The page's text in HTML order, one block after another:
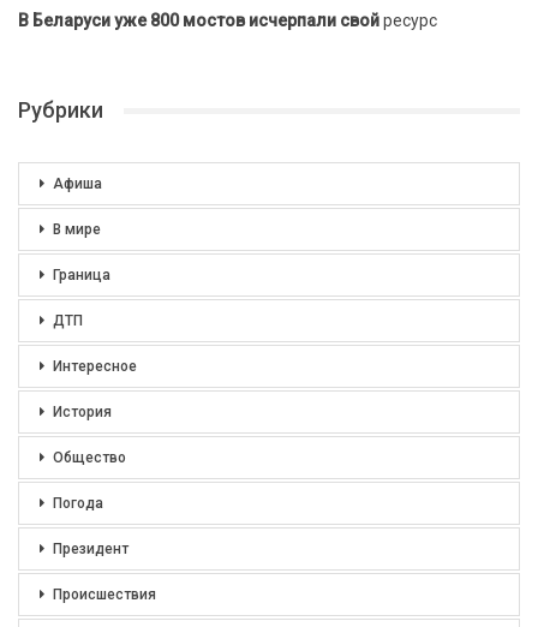
В Беларуси уже 800 мостов исчерпали свойресурс
Рубрики
Афиша
В мире
Граница
ДТП
Интересное
История
Общество
Погода
Президент
Происшествия